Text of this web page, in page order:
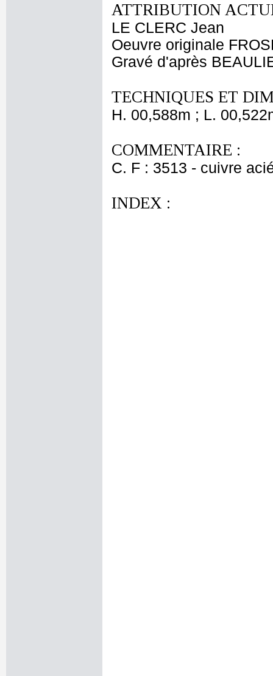
ATTRIBUTION
LE CLERC Jean
Oeuvre originale
Gravé d'après
TECHNIQUES ET
H. 00,588m ; L.
COMMENTAIRE :
C. F : 3513 - cuivre
INDEX :